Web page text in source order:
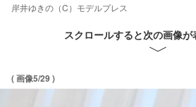
岸井ゆきの（C）モデルプレス
スクロールすると次の画像
( 画像5/29 )